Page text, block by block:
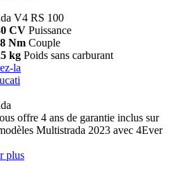
V4 RS 100
CV Puissance
Nm Couple
kg Poids sans carburant
la
offre 4 ans de garantie inclus sur
Multistrada 2023 avec 4Ever
plus